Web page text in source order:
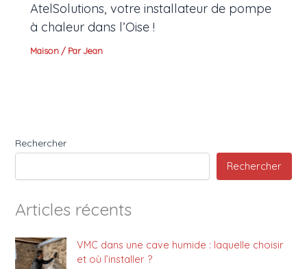
AtelSolutions, votre installateur de pompe
à chaleur dans l’Oise !
Maison / ParJean
Rechercher
Rechercher
Articles récents
VMC dans une cave humide : laquelle choisir
et où l’installer ?